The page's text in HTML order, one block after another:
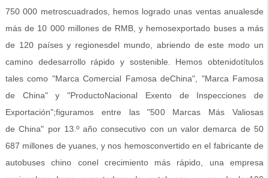
750 000 metroscuadrados, hemos logrado unas ventas anualesde
más de 10 000 millones de RMB, y hemosexportado buses a más
de 120 países y regionesdel mundo, abriendo de este modo un
camino dedesarrollo rápido y sostenible. Hemos obtenidotítulos
tales como "Marca Comercial Famosa deChina", "Marca Famosa
de China" y "ProductoNacional Exento de Inspecciones de
Exportación";figuramos entre las "500 Marcas Más Valiosas
de China" por 13.º año consecutivo con un valor demarca de 50
687 millones de yuanes, y nos hemosconvertido en el fabricante de
autobuses chino conel crecimiento más rápido, una empresa